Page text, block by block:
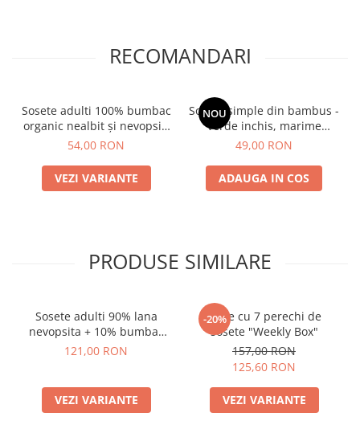
RECOMANDARI
Sosete adulti 100% bumbac
organic nealbit și nevopsit,
ecru, model Laura
54,00 RON
VEZI VARIANTE
NOU
Sosete simple din bambus -
verde inchis, marime
universala
49,00 RON
ADAUGA IN COS
PRODUSE SIMILARE
Sosete adulti 90% lana
nevopsita + 10% bumbac
organic, Chocolate, model
121,00 RON
VEZI VARIANTE
-20%
Cutie cu 7 perechi de
sosete "Weekly Box"
157,00 RON
125,60 RON
VEZI VARIANTE